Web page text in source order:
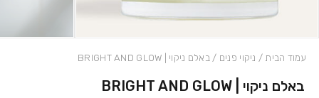
באלם ניקוי | BRIGHT AND GLOW
כמות באלם ניקוי | BRIGHT AND GLOW
עמוד הבית / ניקוי פנים / באלם ניקוי | BRIGHT AND GLOW